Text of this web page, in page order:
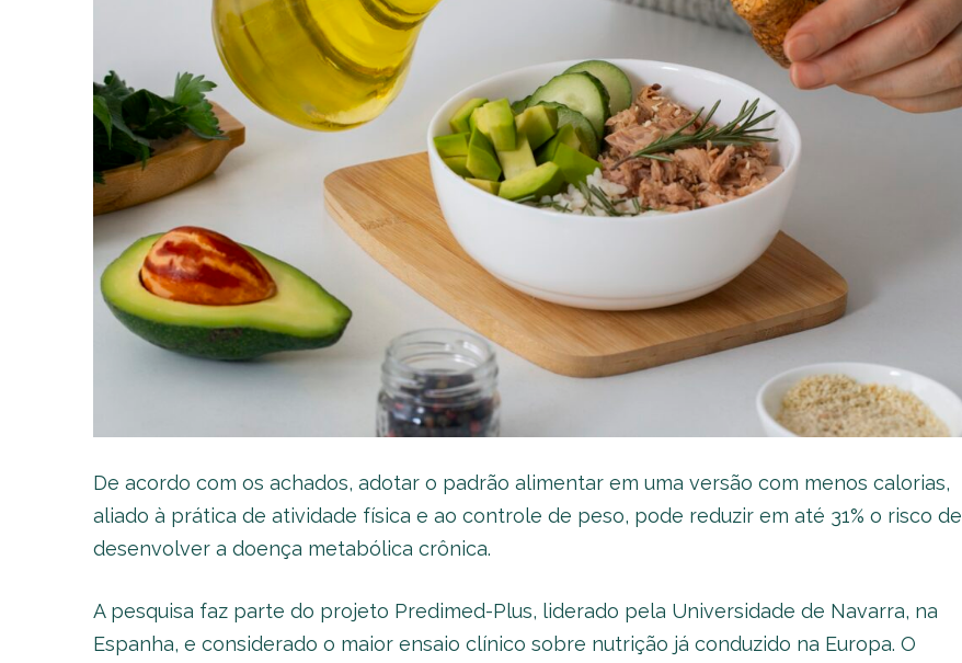
De acordo com os achados, adotar o padrão alimentar em uma versão com menos calorias,
aliado à prática de atividade física e ao controle de peso, pode reduzir em até 31% o risco de
desenvolver a doença metabólica crônica.
A pesquisa faz parte do projeto Predimed-Plus, liderado pela Universidade de Navarra, na
Espanha, e considerado o maior ensaio clínico sobre nutrição já conduzido na Europa. O